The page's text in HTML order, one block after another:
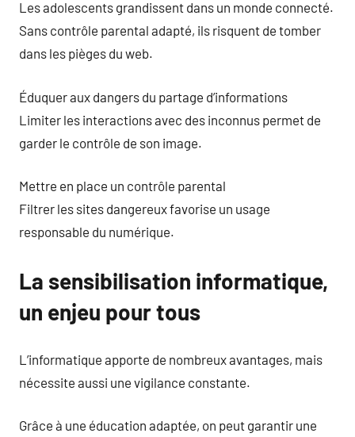
Les adolescents grandissent dans un monde connecté.
Sans contrôle parental adapté, ils risquent de tomber
dans les pièges du web.
Éduquer aux dangers du partage d’informations
Limiter les interactions avec des inconnus permet de
garder le contrôle de son image.
Mettre en place un contrôle parental
Filtrer les sites dangereux favorise un usage
responsable du numérique.
La sensibilisation informatique,
un enjeu pour tous
L’informatique apporte de nombreux avantages, mais
nécessite aussi une vigilance constante.
Grâce à une éducation adaptée, on peut garantir une